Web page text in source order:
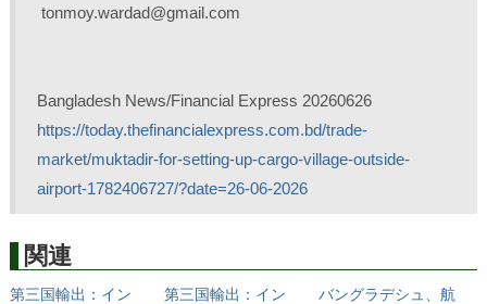
tonmoy.wardad@gmail.com
Bangladesh News/Financial Express 20260626
https://today.thefinancialexpress.com.bd/trade-
market/muktadir-for-setting-up-cargo-village-outside-
airport-1782406727/?date=26-06-2026
関連
第三国輸出：イン
第三国輸出：イン
バングラデシュ、航